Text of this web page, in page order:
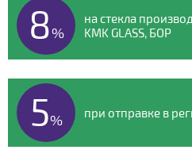
8%
на стекла
KMK GLASS, БОР
5% при отправке в